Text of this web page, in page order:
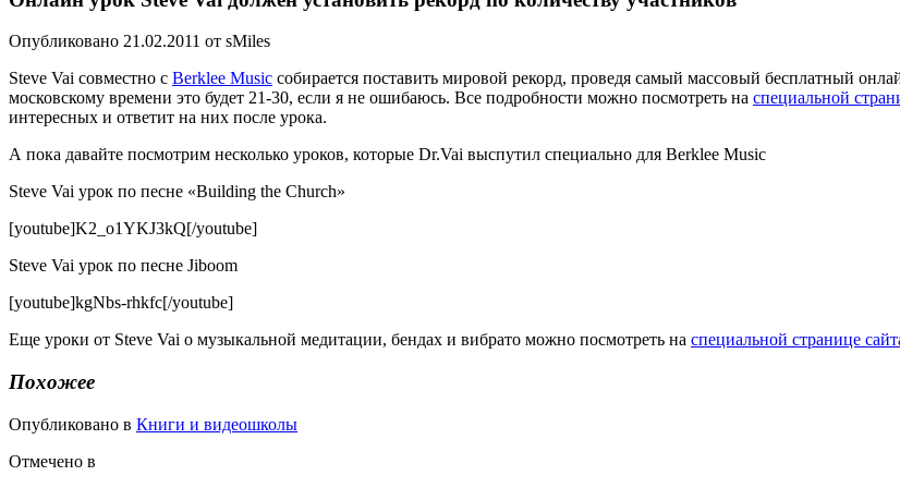
Опубликовано 21.02.2011 от sMiles
Steve Vai совместно с Berklee Music собирается поставить мировой рекорд, проведя самый массовый бесплатный
московскому времени это будет 21-30, если я не ошибаюсь. Все подробности можно посмотреть на специальной
интересных и ответит на них после урока.
А пока давайте посмотрим несколько уроков, которые Dr.Vai выспутил специально для Berklee Music
Steve Vai урок по песне «Building the Church»
[youtube]K2_o1YKJ3kQ[/youtube]
Steve Vai урок по песне Jiboom
[youtube]kgNbs-rhkfc[/youtube]
Еще уроки от Steve Vai о музыкальной медитации, бендах и вибрато можно посмотреть на специальной странице
Похожее
Опубликовано в Книги и видеошколы
Отмечено в